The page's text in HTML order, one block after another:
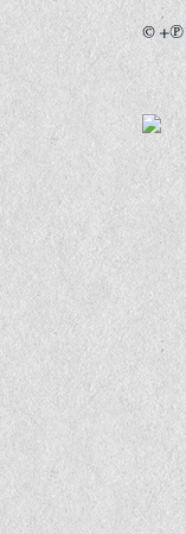
© +℗